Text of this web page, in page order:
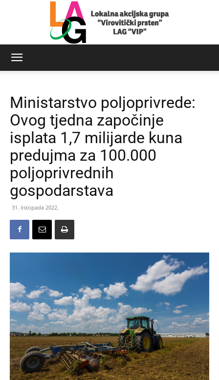
Virovitički
prsten
Ministarstvo poljoprivrede:
Ovog tjedna započinje
isplata 1,7 milijarde kuna
predujma za 100.000
poljoprivrednih
gospodarstava
31. listopada 2022.